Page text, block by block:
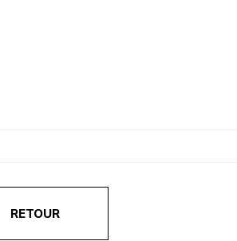
RETOUR